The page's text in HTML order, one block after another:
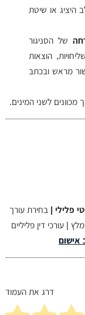
היציג או שיטת
של הסניגור
הוצאות
מראש ובכתב
לשני המינים.
פלילי | בחירת עורך
| עורכי דין פליליים
אישום
דרג את העמוד